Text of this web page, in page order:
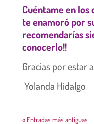
Cuéntame en
te enamoró por
recomendarías
conocerlo!!
Gracias por estar
Yolanda Hidalgo
« Entradas más antiguas